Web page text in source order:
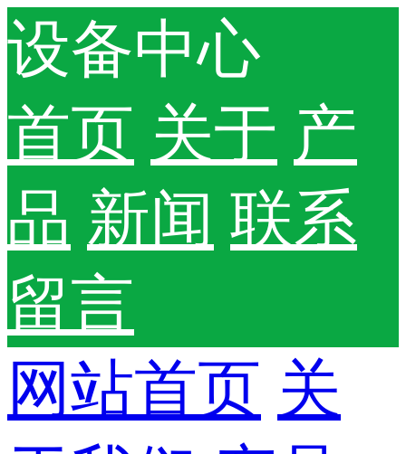
设备中心
首页 关于 产
品 新闻 联系
留言
网站首页 关